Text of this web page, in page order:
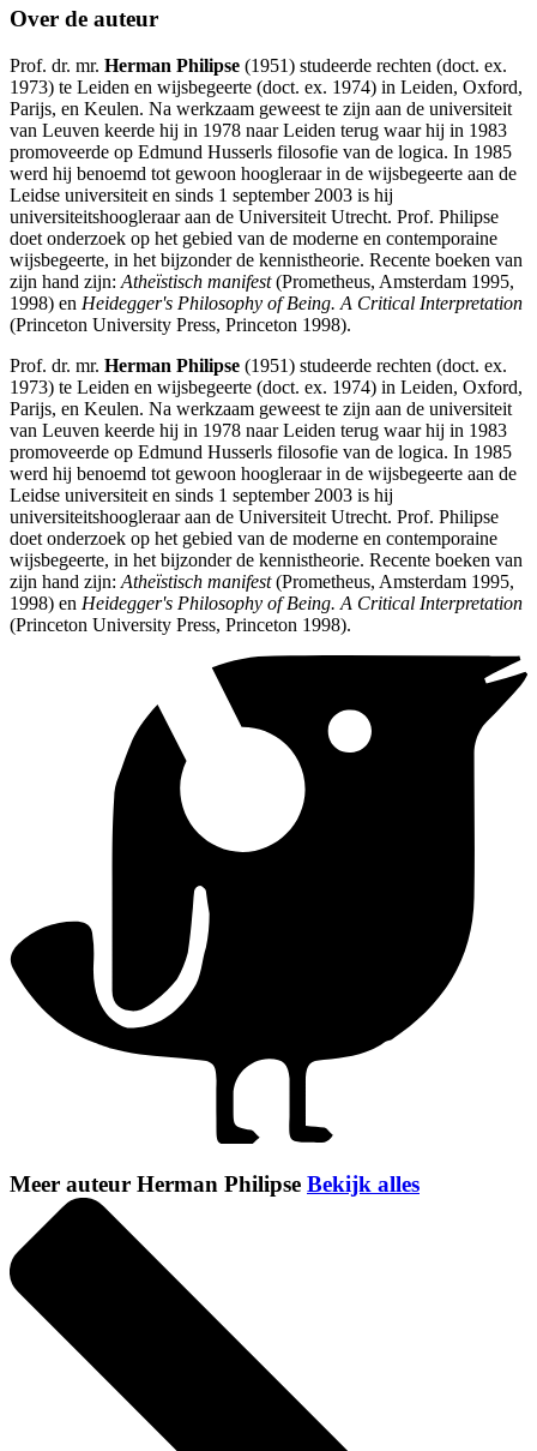
Over de auteur
Prof. dr. mr. Herman Philipse (1951) studeerde rechten (doct. ex.
1973) te Leiden en wijsbegeerte (doct. ex. 1974) in Leiden, Oxford,
Parijs, en Keulen. Na werkzaam geweest te zijn aan de universiteit
van Leuven keerde hij in 1978 naar Leiden terug waar hij in 1983
promoveerde op Edmund Husserls filosofie van de logica. In 1985
werd hij benoemd tot gewoon hoogleraar in de wijsbegeerte aan de
Leidse universiteit en sinds 1 september 2003 is hij
universiteitshoogleraar aan de Universiteit Utrecht. Prof. Philipse
doet onderzoek op het gebied van de moderne en contemporaine
wijsbegeerte, in het bijzonder de kennistheorie. Recente boeken van
zijn hand zijn: Atheïstisch manifest(Prometheus, Amsterdam 1995,
1998) en Heidegger's Philosophy of Being. A Critical Interpretation
(Princeton University Press, Princeton 1998).
Prof. dr. mr. Herman Philipse (1951) studeerde rechten (doct. ex.
1973) te Leiden en wijsbegeerte (doct. ex. 1974) in Leiden, Oxford,
Parijs, en Keulen. Na werkzaam geweest te zijn aan de universiteit
van Leuven keerde hij in 1978 naar Leiden terug waar hij in 1983
promoveerde op Edmund Husserls filosofie van de logica. In 1985
werd hij benoemd tot gewoon hoogleraar in de wijsbegeerte aan de
Leidse universiteit en sinds 1 september 2003 is hij
universiteitshoogleraar aan de Universiteit Utrecht. Prof. Philipse
doet onderzoek op het gebied van de moderne en contemporaine
wijsbegeerte, in het bijzonder de kennistheorie. Recente boeken van
zijn hand zijn: Atheïstisch manifest(Prometheus, Amsterdam 1995,
1998) en Heidegger's Philosophy of Being. A Critical Interpretation
(Princeton University Press, Princeton 1998).
Meer auteur Herman Philipse Bekijk alles